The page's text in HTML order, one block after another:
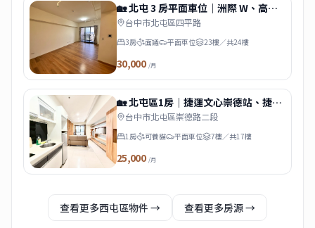
🏡 北屯 3 房平面車位｜洲際 W、高樓
景觀台中市北屯區四平路
3房 面議 平面車位 23樓／共24樓
30,000 /月
🏡 北屯區1房｜捷運文心崇德站、捷運
四維國小站｜可養貓、租屋補助
台中市北屯區崇德路二段
1房 可養貓 平面車位 7樓／共17樓
25,000 /月
查看更多西屯區物件 → 查看更多房源 →